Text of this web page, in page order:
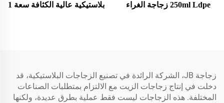
250ml Ldpe زجاجة الغراء
بلاستيكية عالية الكثافة سعة 1
زجاجة JB، الشركة الرائدة في تصنيع الزجاجات البلاستيكية، قد
دخلت في إنتاج زجاجات الزيت مع الالتزام بمتطلبات الصناعات
المختلفة. هذه الزجاجات ليست فقط عملية بطرق عديدة، ولكنها